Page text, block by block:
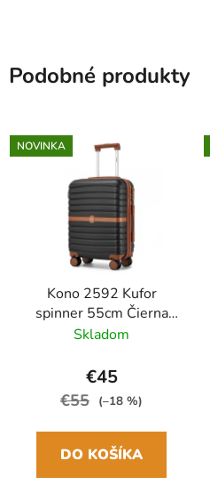
Podobné produkty
NOVINKA
Kono 2592 Kufor
spinner 55cm Čierna
ABS/Polykarbonát
Skladom
€45
€55 (–18 %)
DO KOŠÍKA